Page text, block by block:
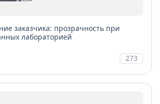
заказчика: прозрачность при
лабораторией
273